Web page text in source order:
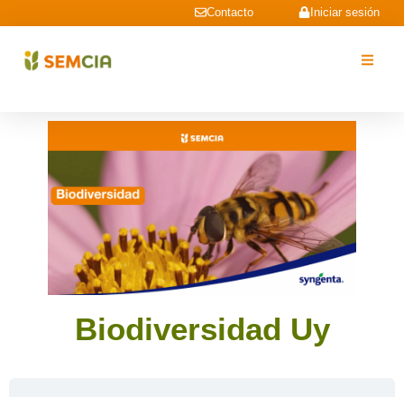
Iniciar sesión
Contacto
Biodiversidad Uy